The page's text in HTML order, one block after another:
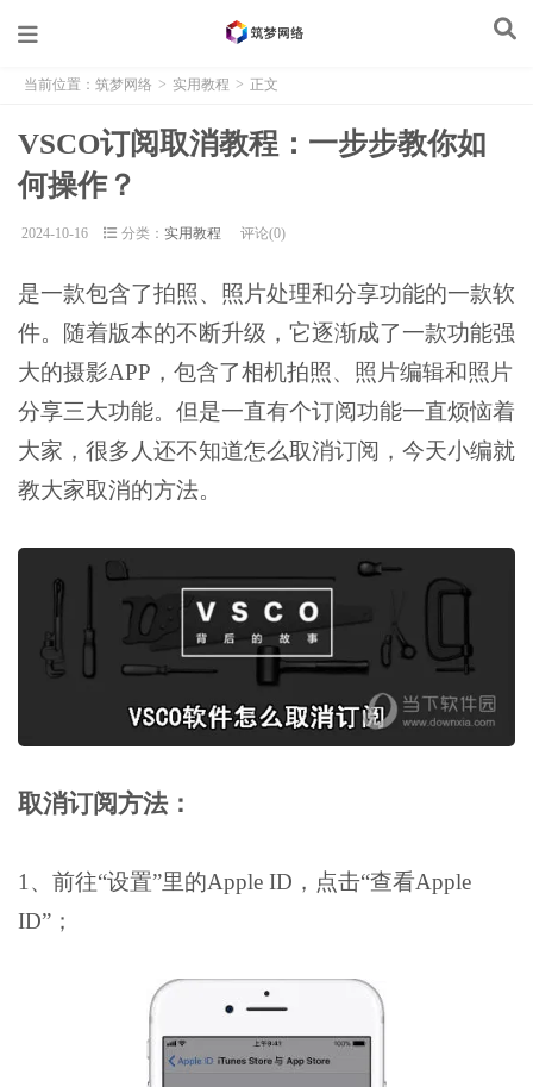
当前位置： 筑梦网络 > 实用教程 > 正文
VSCO订阅取消教程：一步步教你如
何操作？
2024-10-16 分类： 实用教程 评论(0)
是一款包含了拍照、照片处理和分享功能的一款软
件。随着版本的不断升级，它逐渐成了一款功能强
大的摄影APP，包含了相机拍照、照片编辑和照片
分享三大功能。但是一直有个订阅功能一直烦恼着
大家，很多人还不知道怎么取消订阅，今天小编就
教大家取消的方法。
取消订阅方法：
1、前往“设置”里的Apple ID，点击“查看Apple
ID”；